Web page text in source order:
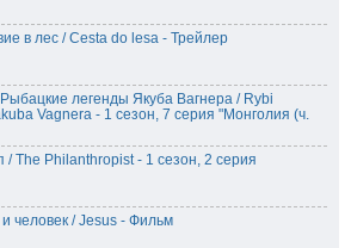
в лес / Cesta do lesa - Трейлер
легенды Якуба Вагнера / Rybi
Vagnera - 1 сезон, 7 серия "Монголия (ч.
/ The Philanthropist - 1 сезон, 2 серия
и человек / Jesus - Фильм